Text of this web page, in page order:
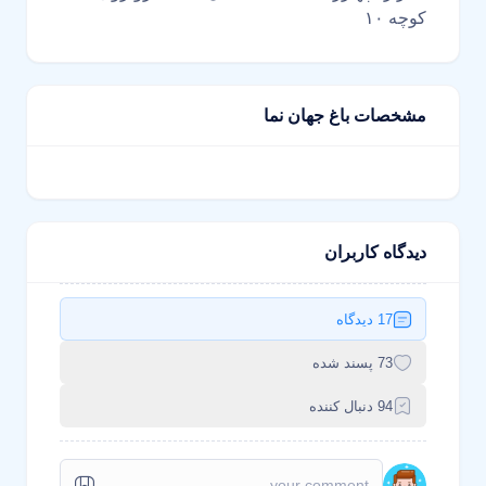
کوچه ۱۰
مشخصات باغ جهان نما
دیدگاه کاربران
17 دیدگاه
73 پسند شده
94 دنبال کننده